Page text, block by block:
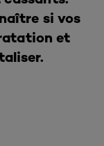
si vos
et